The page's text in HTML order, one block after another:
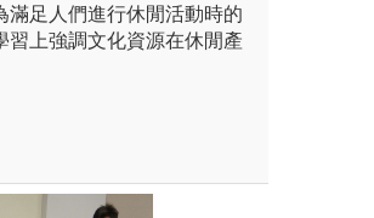
滿足人們進行休閒活動時的
習上強調文化資源在休閒產